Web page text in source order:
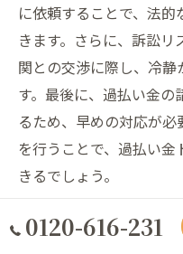
に依頼することで、法
きます。さらに、訴訟
関との交渉に際し、冷
す。最後に、過払い金
るため、早めの対応が
を行うことで、過払い
きるでしょう。
過払い金請求後の生活
0120-616-231